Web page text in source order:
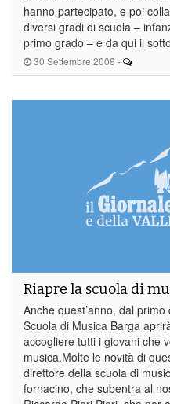
30 Settembre 2008 -
hanno partecipato, e poi
diversi gradi di scuola –
primo grado – e da qui il
Riapre la scuola di
Anche quest’anno, dal
Scuola di Musica Barga
accogliere tutti i giovani che
musica.Molte le novità di
direttore della scuola di
fornacino, che subentra al